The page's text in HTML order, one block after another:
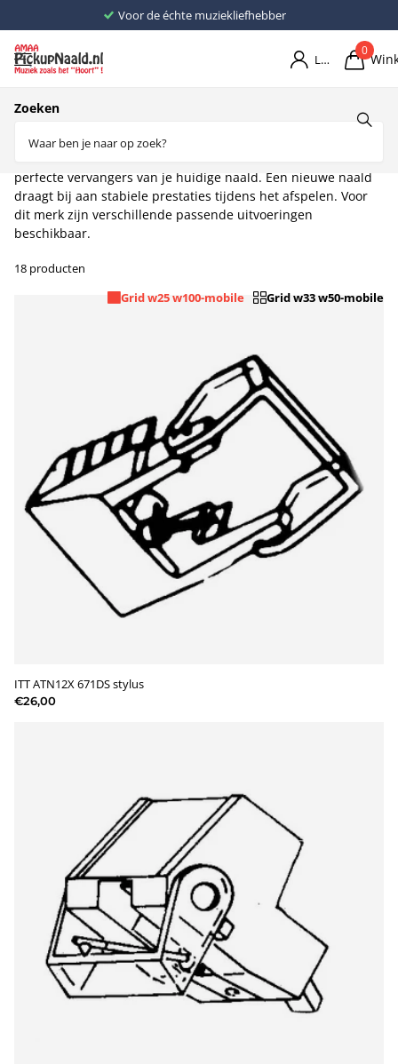
Voor de échte muziekliefhebber
Zoeken
Login
0
Home
perfecte vervangers van je huidige naald. Een nieuwe naald
draagt bij aan stabiele prestaties tijdens het afspelen. Voor
dit merk zijn verschillende passende uitvoeringen
beschikbaar.
18 producten
Grid w25 w100-mobile
Grid w33 w50-mobile
ITT ATN12X 671DS stylus
€26,00